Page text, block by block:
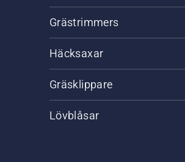
Grästrimmers
Häcksaxar
Gräsklippare
Lövblåsar